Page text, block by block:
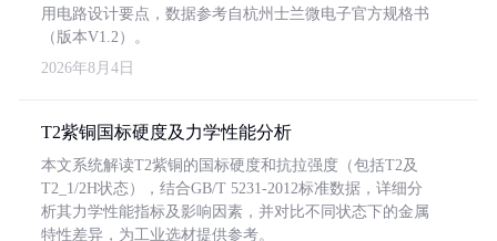
用电路设计要点，数据参考自杭州士兰微电子官方规格书
（版本V1.2）。
2026年8月4日
T2紫铜国标硬度及力学性能分析
本文系统解读T2紫铜的国标硬度和抗拉强度（包括T2及
T2_1/2H状态），结合GB/T 5231-2012标准数据，详细分
析其力学性能指标及影响因素，并对比不同状态下的金属
特性差异，为工业选材提供参考。